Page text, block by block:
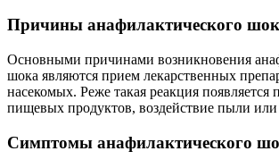
Причины анафилактического
Основными причинами возникновения
шока являются прием лекарственных
насекомых. Реже такая реакция появляется
пищевых продуктов, воздействие пыли
Симптомы анафилактического